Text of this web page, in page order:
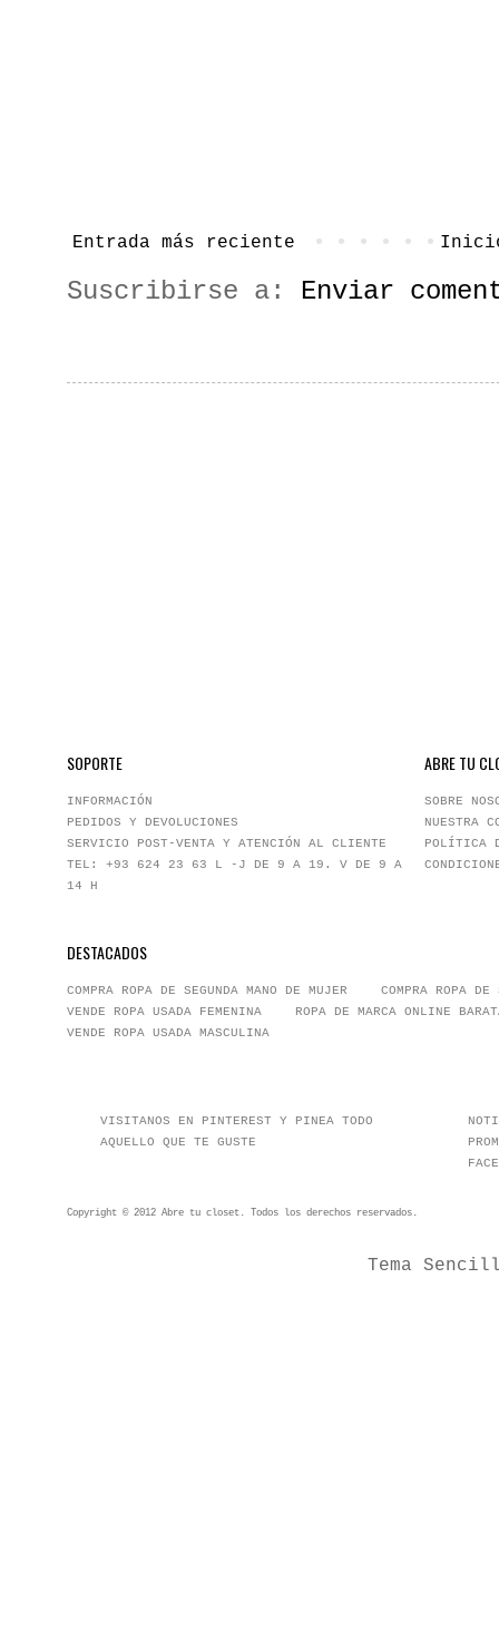
Entrada más reciente
Suscribirse a: Enviar
SOPORTE
INFORMACIÓN
PEDIDOS Y DEVOLUCIONES
SERVICIO POST-VENTA Y ATENCIÓN AL CLIENTE
TEL: +93 624 23 63 L -J DE 9 A 19. V DE 9 A
14 H
ABRE TU
SOBRE
NUESTRA
POLÍTICA
DESTACADOS
COMPRA ROPA DE SEGUNDA MANO DE MUJER
COMPRA ROPA DE
VENDE ROPA USADA FEMENINA
ROPA DE MARCA ONLINE
VENDE ROPA USADA MASCULINA
VISITANOS EN PINTEREST Y PINEA TODO
AQUELLO QUE TE GUSTE
Copyright © 2012 Abre tu closet. Todos los derechos reservados.
Tema